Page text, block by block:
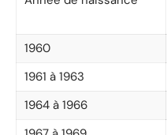
1960
1961 à 1963
1964 à 1966